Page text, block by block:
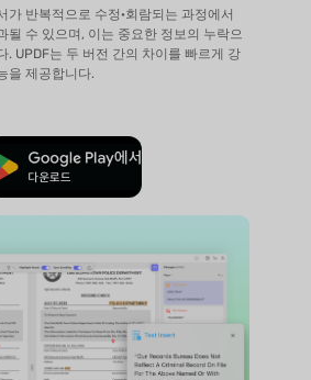
가 반복적으로 수정·회람되는 과정에서
될 수 있으며, 이는 중요한 정보의 누락으
. UPDF는 두 버전 간의 차이를 빠르게 강
을 제공합니다.
무료로 다운로드